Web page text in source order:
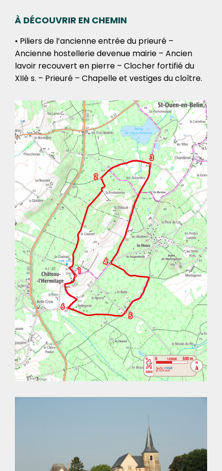
À DÉCOUVRIR EN CHEMIN
• Piliers de l’ancienne entrée du prieuré –
Ancienne hostellerie devenue mairie – Ancien
lavoir recouvert en pierre – Clocher fortifié du
XIIè s. – Prieuré – Chapelle et vestiges du cloître.